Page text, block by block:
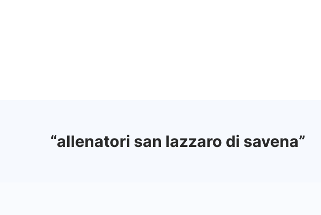
“allenatori san lazzaro di savena”